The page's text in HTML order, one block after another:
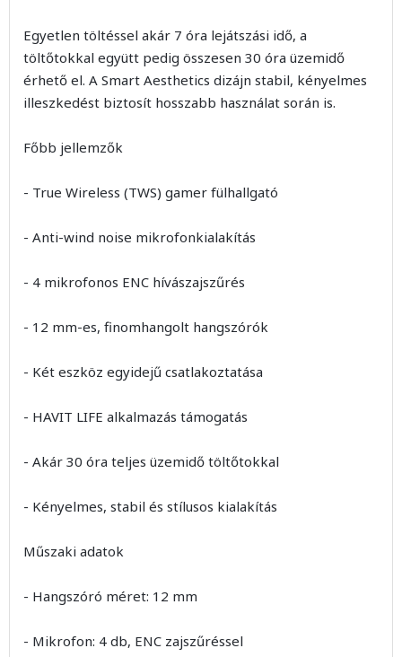
Egyetlen töltéssel akár 7 óra lejátszási idő, a
töltőtokkal együtt pedig összesen 30 óra üzemidő
érhető el. A Smart Aesthetics dizájn stabil, kényelmes
illeszkedést biztosít hosszabb használat során is.
Főbb jellemzők
- True Wireless (TWS) gamer fülhallgató
- Anti-wind noise mikrofonkialakítás
- 4 mikrofonos ENC hívászajszűrés
- 12 mm-es, finomhangolt hangszórók
- Két eszköz egyidejű csatlakoztatása
- HAVIT LIFE alkalmazás támogatás
- Akár 30 óra teljes üzemidő töltőtokkal
- Kényelmes, stabil és stílusos kialakítás
Műszaki adatok
- Hangszóró méret: 12 mm
- Mikrofon: 4 db, ENC zajszűréssel